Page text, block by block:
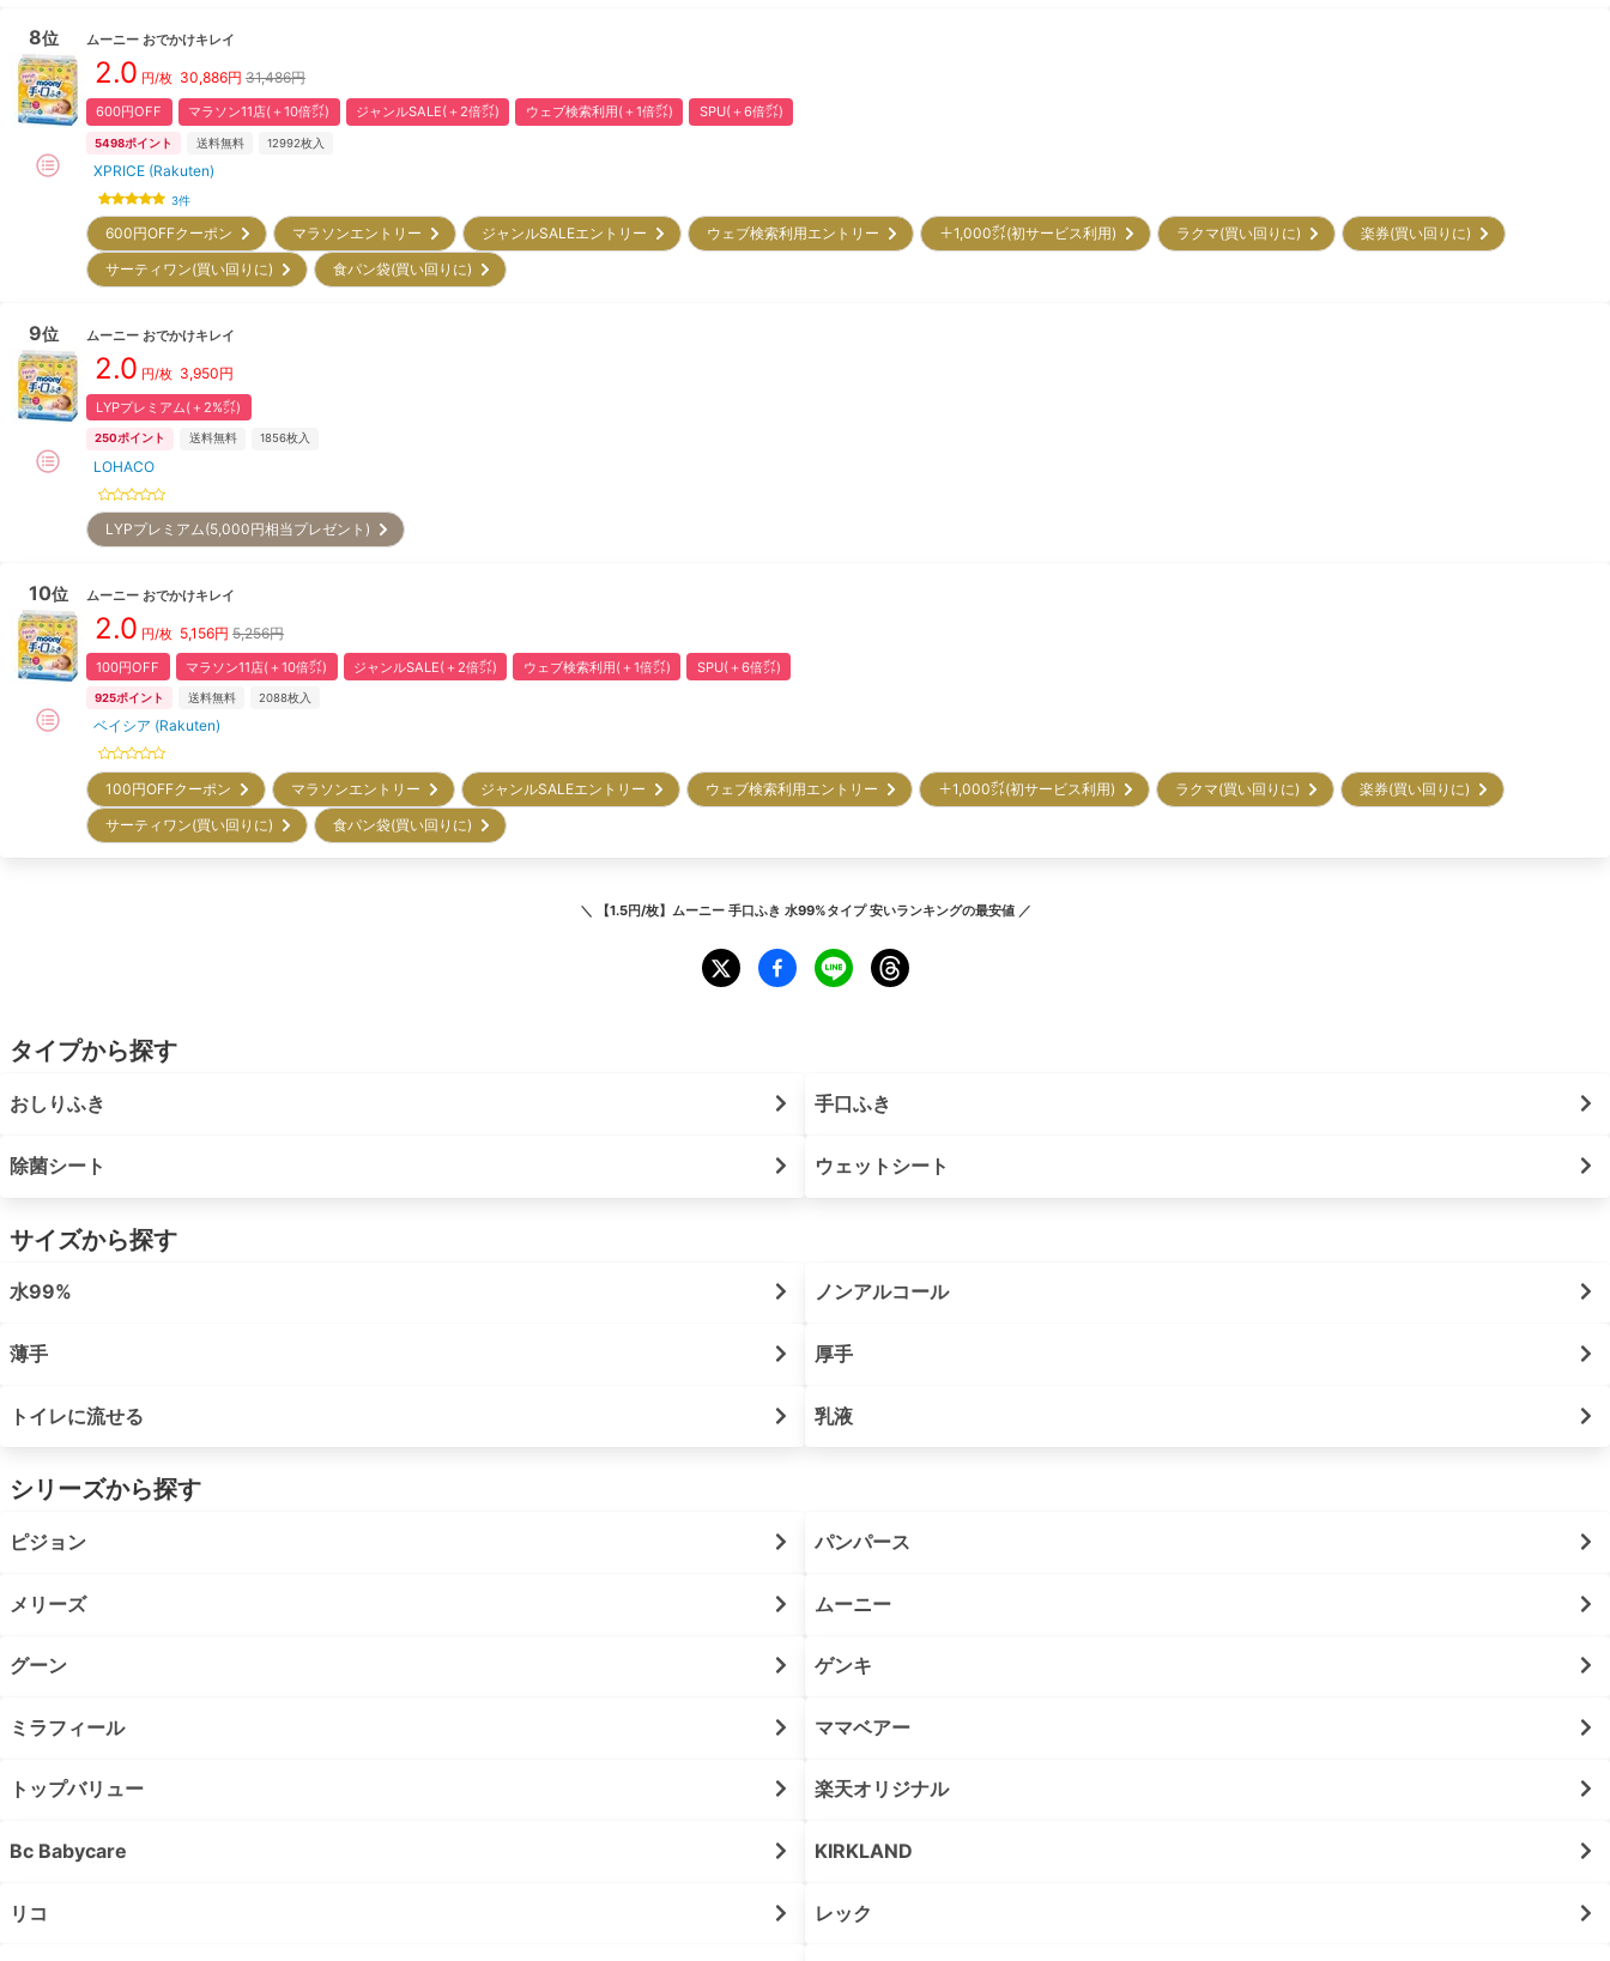
8位 ムーニー おでかけキレイ
2.0 円/枚 30,886円 31,486円
600円OFF マラソン11店(＋10倍㌽) ジャンルSALE(＋2倍㌽) ウェブ検索利用(＋1倍㌽) SPU(＋6倍㌽)
5498ポイント 送料無料 12992枚入
XPRICE (Rakuten)
3件
600円OFFクーポン マラソンエントリー ジャンルSALEエントリー ウェブ検索利用エントリー ＋1,000㌽(初サービス利用) ラクマ(買い回りに)
楽券(買い回りに)
サーティワン(買い回りに)
食パン袋(買い回りに)
9位 ムーニー おでかけキレイ
2.0 円/枚 3,950円
LYPプレミアム(＋2%㌽)
250ポイント 送料無料 1856枚入
LOHACO
LYPプレミアム(5,000円相当プレゼント)
10位 ムーニー おでかけキレイ
2.0 円/枚 5,156円 5,256円
100円OFF マラソン11店(＋10倍㌽) ジャンルSALE(＋2倍㌽) ウェブ検索利用(＋1倍㌽) SPU(＋6倍㌽)
925ポイント 送料無料 2088枚入
ベイシア (Rakuten)
100円OFFクーポン マラソンエントリー ジャンルSALEエントリー ウェブ検索利用エントリー ＋1,000㌽(初サービス利用) ラクマ(買い回りに)
楽券(買い回りに)
サーティワン(買い回りに)
食パン袋(買い回りに)
＼ 【1.5円/枚】ムーニー 手口ふき 水99%タイプ 安いランキングの最安値 ／
タイプから探す
おしりふき 手口ふき
除菌シート ウェットシート
サイズから探す
水99% ノンアルコール
薄手 厚手
トイレに流せる 乳液
シリーズから探す
ピジョン パンパース
メリーズ ムーニー
グーン ゲンキ
ミラフィール ママベアー
トップバリュー 楽天オリジナル
Bc Babycare KIRKLAND
リコ レック